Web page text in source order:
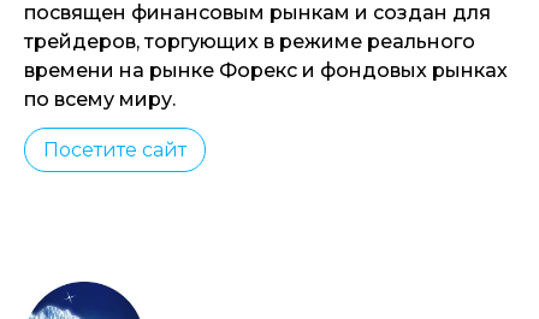
посвящен финансовым рынкам и создан для
трейдеров, торгующих в режиме реального
времени на рынке Форекс и фондовых рынках
по всему миру.
Посетите сайт